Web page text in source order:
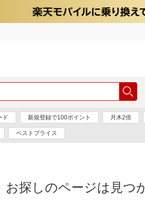
ド 新規登録で100ポイント 月木2倍
ベストプライス
お探しのページは見つ